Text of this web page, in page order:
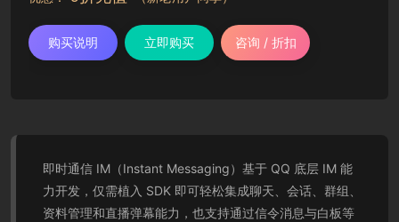
购买说明 立即购买 咨询 / 折扣
即时通信 IM（Instant Messaging）基于 QQ 底层 IM 能
力开发，仅需植入 SDK 即可轻松集成聊天、会话、群组、
资料管理和直播弹幕能力，也支持通过信令消息与白板等